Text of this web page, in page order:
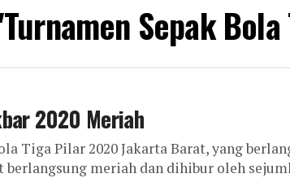
Sepak
2020 Meriah
Tiga Pilar 2020 Jakarta Barat, yang
meriah dan dihibur oleh